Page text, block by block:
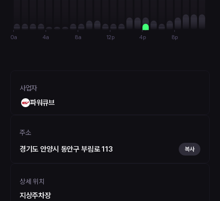
0a 4a 8a 12p 4p 8p
사업자
파워큐브
주소
경기도 안양시 동안구 부림로 113 복사
상세 위치
지상주차장